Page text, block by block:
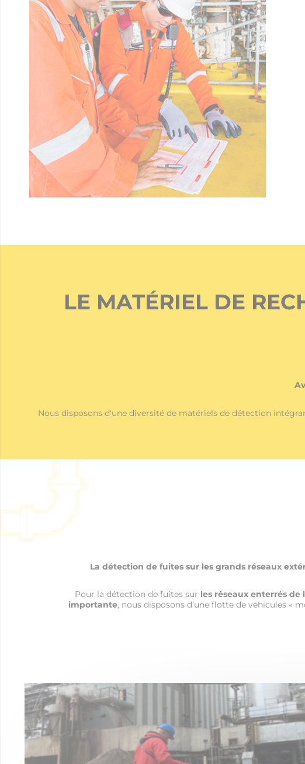
LE MATÉRIEL DE
Nous disposons d'une diversité de matériels de détection
La détection de fuites sur les grands réseaux
Pour la détection de fuites sur les réseaux enterrés de
importante, nous disposons d’une flotte de véhicules «